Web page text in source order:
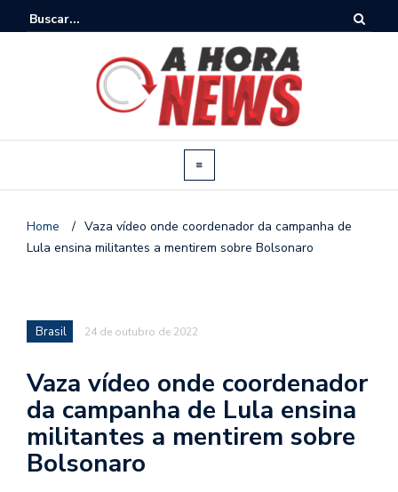
Home / Vaza vídeo onde coordenador da campanha de
Lula ensina militantes a mentirem sobre Bolsonaro
Brasil 24 de outubro de 2022
Vaza vídeo onde coordenador
da campanha de Lula ensina
militantes a mentirem sobre
Bolsonaro